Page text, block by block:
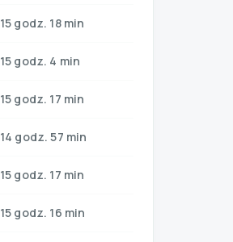
15 godz. 18 min
15 godz. 4 min
15 godz. 17 min
14 godz. 57 min
15 godz. 17 min
15 godz. 16 min